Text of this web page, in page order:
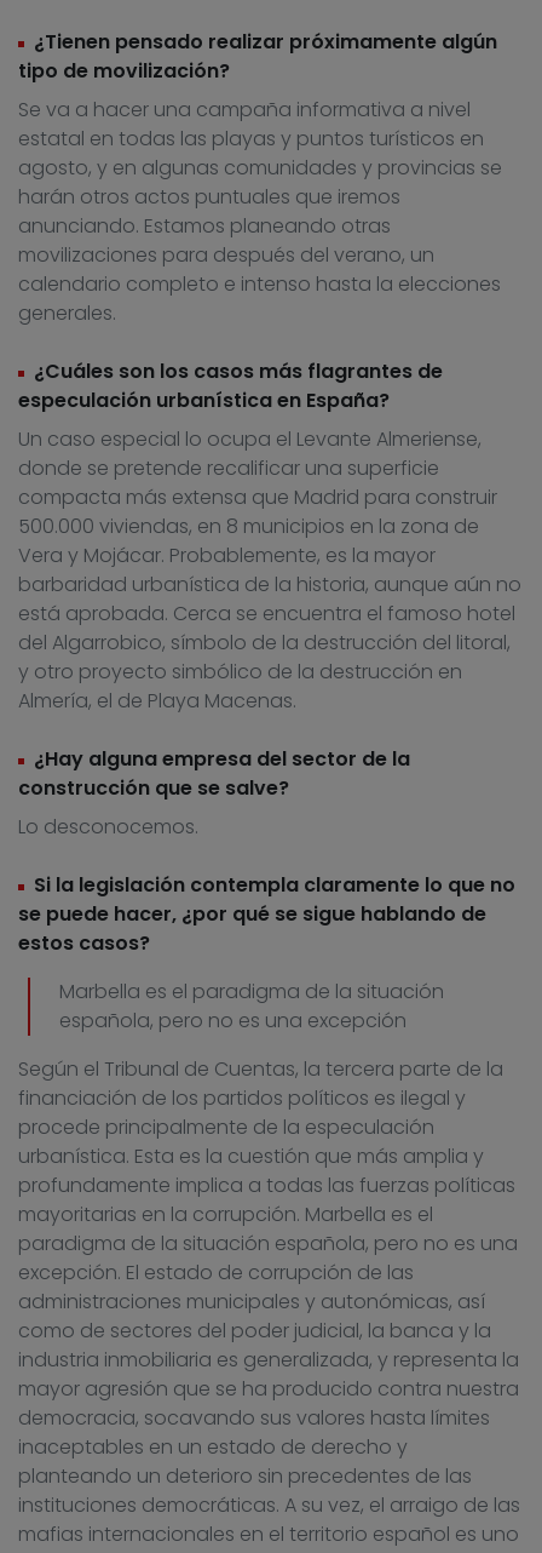
¿Tienen pensado realizar próximamente algún
tipo de movilización?
Se va a hacer una campaña informativa a nivel
estatal en todas las playas y puntos turísticos en
agosto, y en algunas comunidades y provincias se
harán otros actos puntuales que iremos
anunciando. Estamos planeando otras
movilizaciones para después del verano, un
calendario completo e intenso hasta la elecciones
generales.
¿Cuáles son los casos más flagrantes de
especulación urbanística en España?
Un caso especial lo ocupa el Levante Almeriense,
donde se pretende recalificar una superficie
compacta más extensa que Madrid para construir
500.000 viviendas, en 8 municipios en la zona de
Vera y Mojácar. Probablemente, es la mayor
barbaridad urbanística de la historia, aunque aún no
está aprobada. Cerca se encuentra el famoso hotel
del Algarrobico, símbolo de la destrucción del litoral,
y otro proyecto simbólico de la destrucción en
Almería, el de Playa Macenas.
¿Hay alguna empresa del sector de la
construcción que se salve?
Lo desconocemos.
Si la legislación contempla claramente lo que no
se puede hacer, ¿por qué se sigue hablando de
estos casos?
Marbella es el paradigma de la situación
española, pero no es una excepción
Según el Tribunal de Cuentas, la tercera parte de la
financiación de los partidos políticos es ilegal y
procede principalmente de la especulación
urbanística. Esta es la cuestión que más amplia y
profundamente implica a todas las fuerzas políticas
mayoritarias en la corrupción. Marbella es el
paradigma de la situación española, pero no es una
excepción. El estado de corrupción de las
administraciones municipales y autonómicas, así
como de sectores del poder judicial, la banca y la
industria inmobiliaria es generalizada, y representa la
mayor agresión que se ha producido contra nuestra
democracia, socavando sus valores hasta límites
inaceptables en un estado de derecho y
planteando un deterioro sin precedentes de las
instituciones democráticas. A su vez, el arraigo de las
mafias internacionales en el territorio español es uno